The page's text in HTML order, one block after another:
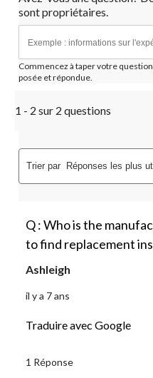
sont propriétaires.
Commencez à taper votre
posée et répondue.
1 - 2 sur 2 questions
Trier par Réponses les plus
Q : Who is the
to find replacement
Ashleigh
il y a 7 ans
Traduire avec Google
1 Réponse